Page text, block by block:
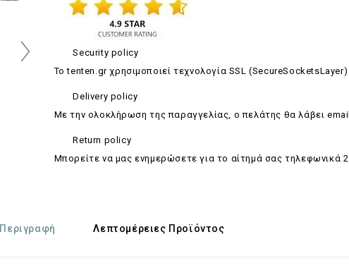
Security policy
Το tenten.gr χρησιμοποιεί τεχνολογία SSL (SecureSocketsLayer)
Delivery policy
Με την ολοκλήρωση της παραγγελίας, ο πελάτης θα λάβει
Return policy
Mπορείτε να μας ενημερώσετε για το αίτημά σας τηλεφωνικά
Περιγραφή Λεπτομέρειες Προϊόντος